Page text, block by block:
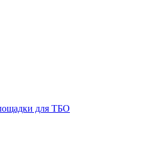
для ТБО